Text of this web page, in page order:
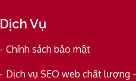
Dịch Vụ
Chính sách bảo mật
Dịch vụ SEO web chất lượng